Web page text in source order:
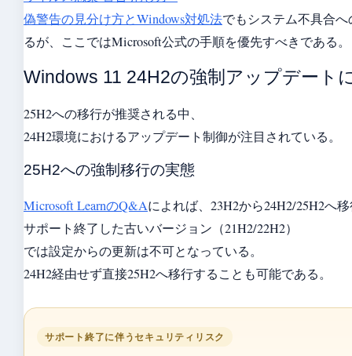
偽警告の見分け方とWindows対処法でもシステム不具合
るが、ここではMicrosoft公式の手順を優先すべきである。
Windows 11 24H2の強制アップデート
25H2への移行が推奨される中、
24H2環境におけるアップデート制御が注目されている。
25H2への強制移行の実態
Microsoft LearnのQ&Aによれば、23H2から24H2/25H2へ
サポート終了した古いバージョン（21H2/22H2）
では設定からの更新は不可となっている。
24H2経由せず直接25H2へ移行することも可能である。
サポート終了に伴うセキュリティリスク